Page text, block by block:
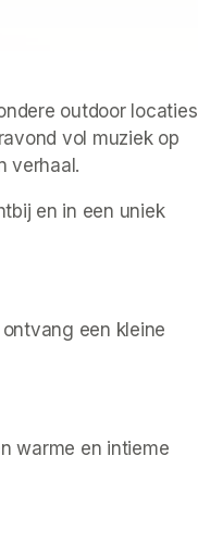
outdoor locaties
vol muziek op
verhaal.
en in een uniek
een kleine
warme en intieme